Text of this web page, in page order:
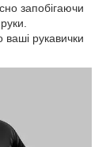
запобігаючи
рукавички